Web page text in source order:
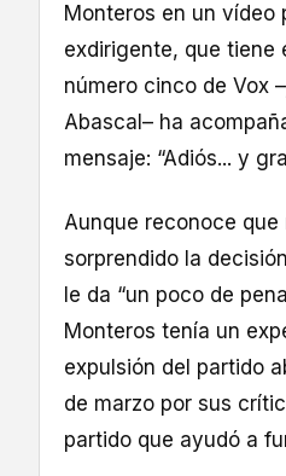
Monteros en un vídeo
exdirigente, que tiene
número cinco de Vox
Abascal– ha
mensaje: “Adiós... y
Aunque reconoce que
sorprendido la
le da “un poco de
Monteros tenía un
expulsión del partido
de marzo por sus
partido que ayudó a